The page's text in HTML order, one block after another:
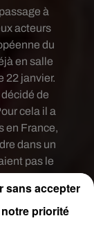
à
acteurs
du
en salle
22 janvier.
de
cela il a
en France,
dans un
pas le
casser.
20 mn
priorité
sans accepter